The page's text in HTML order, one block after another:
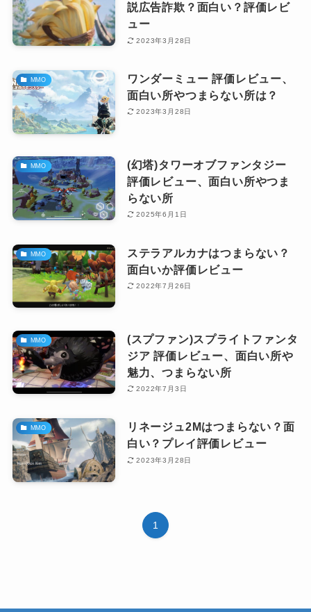
説広告詐欺？面白い？評価レビ
ュー
2023年3月28日
MMO
ワンダーミュー 評価レビュー、
面白い所やつまらない所は？
2023年3月28日
MMO
(幻塔)タワーオブファンタジー
評価レビュー、面白い所やつま
らない所
2025年6月1日
MMO
ステラアルカナはつまらない？
面白いか評価レビュー
2022年7月26日
MMO
(スプファン)スプライトファンタ
ジア 評価レビュー、面白い所や
魅力、つまらない所
2022年7月3日
MMO
リネージュ2Mはつまらない？面
白い？プレイ評価レビュー
2023年3月28日
1